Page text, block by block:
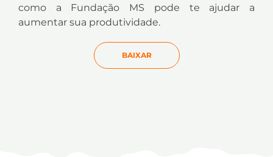
como a Fundação MS pode te ajudar a
aumentar sua produtividade.
BAIXAR